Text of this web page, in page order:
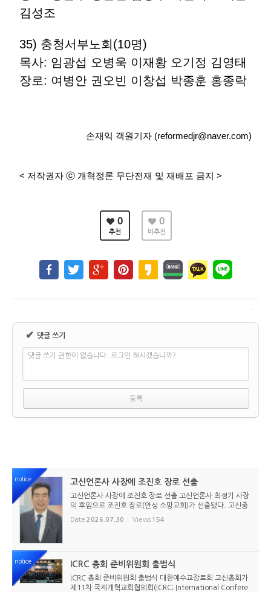
김성조
35) 충청서부노회(10명)
목사: 임광섭 오병욱 이재황 오기정 김영태
장로: 여병안 권오빈 이창섭 박종훈 홍종락
손재익 객원기자 (reformedjr@naver.com)
< 저작권자 ⓒ 개혁정론 무단전재 및 재배포 금지 >
0
추천
0
비추천
✔ 댓글 쓰기
댓글 쓰기 권한이 없습니다. 로그인 하시겠습니까?
notice 고신언론사 사장에 조진호 장로 선출
고신언론사 사장에 조진호 장로 선출 고신언론사 최정기 사장
의 후임으로 조진호 장로(안성 소망교회)가 선출됐다. 고신총
회 유지재단 이사회는 2026년 7월 30일(목) 오전 11시 고신
총회회관 3층에서 임시이사회를 열고, 조진호 장로를 차기 사
Date 2026.07.30 Views 154
notice ICRC 총회 준비위원회 출범식
ICRC 총회 준비위원회 출범식 대한예수교장로회 고신총회가
제11차 국제개혁교회협의회(ICRC; International Confere